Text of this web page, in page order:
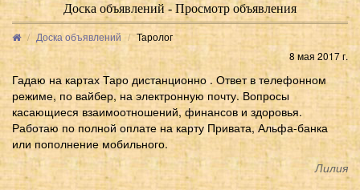
Доска объявлений - Просмотр объявления
Доска объявлений
Таролог
8 мая 2017 г.
Гадаю на картах Таро дистанционно . Ответ в телефонном
режиме, по вайбер, на электронную почту. Вопросы
касающиеся взаимоотношений, финансов и здоровья.
Работаю по полной оплате на карту Привата, Альфа-банка
или пополнение мобильного.
Лилия